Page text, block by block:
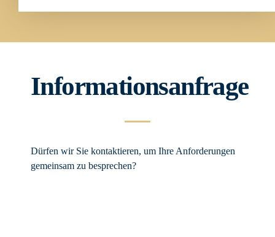
Informationsanfrage
Dürfen wir Sie kontaktieren, um Ihre Anforderungen
gemeinsam zu besprechen?